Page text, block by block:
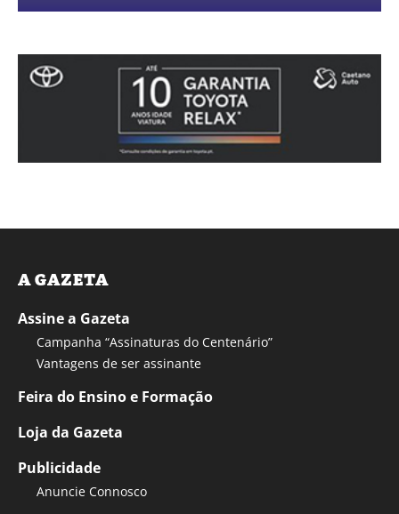
A GAZETA
Assine a Gazeta
Campanha “Assinaturas do Centenário”
Vantagens de ser assinante
Feira do Ensino e Formação
Loja da Gazeta
Publicidade
Anuncie Connosco